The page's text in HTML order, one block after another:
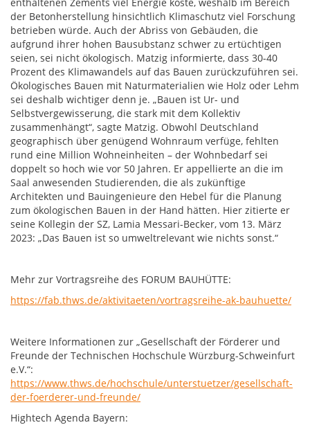
der Betonherstellung hinsichtlich Klimaschutz viel Forschung
betrieben würde. Auch der Abriss von Gebäuden, die
aufgrund ihrer hohen Bausubstanz schwer zu ertüchtigen
seien, sei nicht ökologisch. Matzig informierte, dass 30-40
Prozent des Klimawandels auf das Bauen zurückzuführen sei.
Ökologisches Bauen mit Naturmaterialien wie Holz oder Lehm
sei deshalb wichtiger denn je. „Bauen ist Ur- und
Selbstvergewisserung, die stark mit dem Kollektiv
zusammenhängt“, sagte Matzig. Obwohl Deutschland
geographisch über genügend Wohnraum verfüge, fehlten
rund eine Million Wohneinheiten – der Wohnbedarf sei
doppelt so hoch wie vor 50 Jahren. Er appellierte an die im
Saal anwesenden Studierenden, die als zukünftige
Architekten und Bauingenieure den Hebel für die Planung
zum ökologischen Bauen in der Hand hätten. Hier zitierte er
seine Kollegin der SZ, Lamia Messari-Becker, vom 13. März
2023: „Das Bauen ist so umweltrelevant wie nichts sonst.“
Mehr zur Vortragsreihe des FORUM BAUHÜTTE:
https://fab.thws.de/aktivitaeten/vortragsreihe-ak-bauhuette/
Weitere Informationen zur „Gesellschaft der Förderer und
Freunde der Technischen Hochschule Würzburg-Schweinfurt
e.V.“:
https://www.thws.de/hochschule/unterstuetzer/gesellschaft-
der-foerderer-und-freunde/
Hightech Agenda Bayern: